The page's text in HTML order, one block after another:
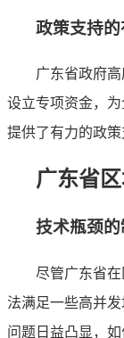
政策支持
广东省政府
设立专项资金，
提供了有力的政
广东省
技术瓶颈的
尽管广东省
法满足一些高并
问题日益凸显，